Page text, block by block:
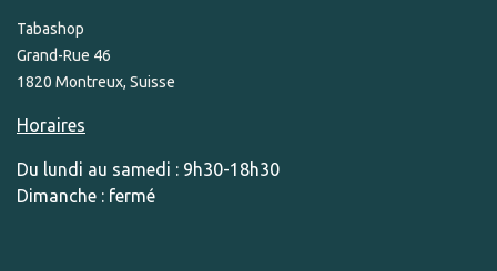
Tabashop
Grand-Rue 46
1820 Montreux, Suisse
Horaires
Du lundi au samedi : 9h30-18h30
Dimanche : fermé